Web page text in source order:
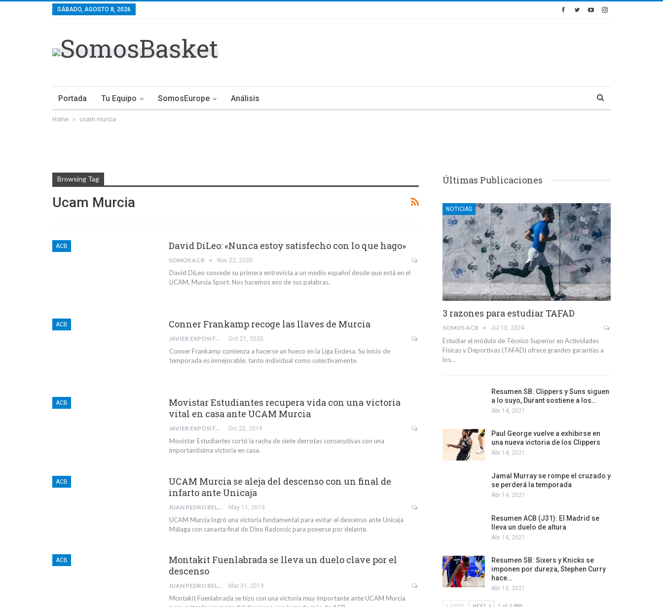
SÁBADO, AGOSTO 8, 2026
Portada Tu Equipo SomosEurope Análisis
Home ucam murcia
Browsing Tag
Ucam Murcia
ACB David DiLeo: «Nunca estoy satisfecho con lo que hago»
SOMOS ACB Nov 22, 2020
David DiLeo concede su primera entrevista a un medio español desde que está en el
UCAM, Murcia Sport. Nos hacemos eco de sus palabras.
ACB Conner Frankamp recoge las llaves de Murcia
JAVIER EXPÓSITO RODRÍGUEZ Oct 21, 2020
Conner Frankamp comienza a hacerse un hueco en la Liga Endesa. Su inicio de
temporada es inmejorable, tanto individual como colectivamente.
ACB
Movistar Estudiantes recupera vida con una victoria
vital en casa ante UCAM Murcia
JAVIER EXPÓSITO RODRÍGUEZ Dic 22, 2019
Movistar Estudiantes cortó la racha de siete derrotas consecutivas con una
importantísima victoria en casa.
ACB
UCAM Murcia se aleja del descenso con un final de
infarto ante Unicaja
JUAN PEDRO BELMONTE GARCÍA May 11, 2019
UCAM Murcia logró una victoria fundamental para evitar el descenso ante Unicaja
Málaga con canasta final de Dino Radoncic para ponerse por delante.
ACB
Montakit Fuenlabrada se lleva un duelo clave por el
descenso
JUAN PEDRO BELMONTE GARCÍA Mar 31, 2019
Montakit Fuenlabrada se hizo con una victoria muy importante ante UCAM Murcia
Últimas Publicaciones
NOTICIAS
3 razones para estudiar TAFAD
SOMOS ACB Jul 10, 2024
Estudiar el módulo de Técnico Superior en Actividades
Físicas y Deportivas (TAFAD) ofrece grandes garantías a
los…
Resumen SB: Clippers y Suns siguen
a lo suyo, Durant sostiene a los…
Abr 14, 2021
Paul George vuelve a exhibirse en
una nueva victoria de los Clippers
Abr 14, 2021
Jamal Murray se rompe el cruzado y
se perderá la temporada
Abr 14, 2021
Resumen ACB (J31): El Madrid se
lleva un duelo de altura
Abr 14, 2021
Resumen SB: Sixers y Knicks se
imponen por dureza, Stephen Curry
hace…
Abr 13, 2021